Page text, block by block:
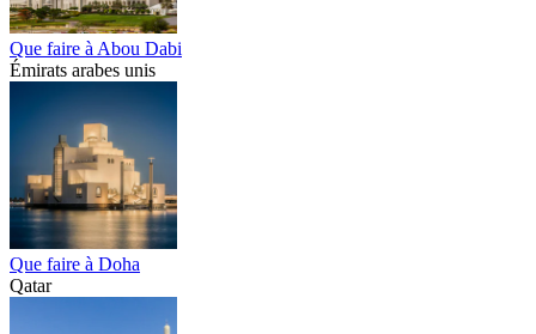
Que faire à Abou Dabi
Émirats arabes unis
Que faire à Doha
Qatar